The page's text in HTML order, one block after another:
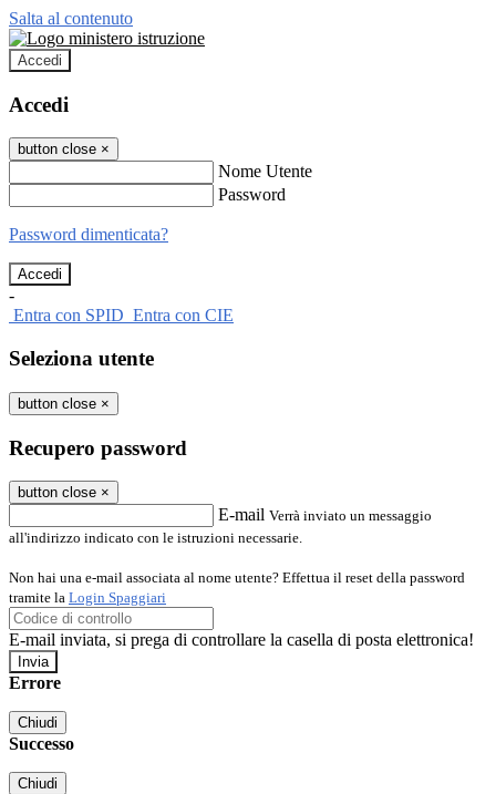
Salta al contenuto
Accedi
Accedi
button close ×
Nome Utente
Password
Password dimenticata?
-
Entra con SPID Entra con CIE
Seleziona utente
button close ×
Recupero password
button close ×
E-mail Verrà inviato un messaggio
all'indirizzo indicato con le istruzioni necessarie.
Non hai una e-mail associata al nome utente? Effettua il reset della password
tramite la Login Spaggiari
E-mail inviata, si prega di controllare la casella di posta elettronica!
Errore
Chiudi
Successo
Chiudi